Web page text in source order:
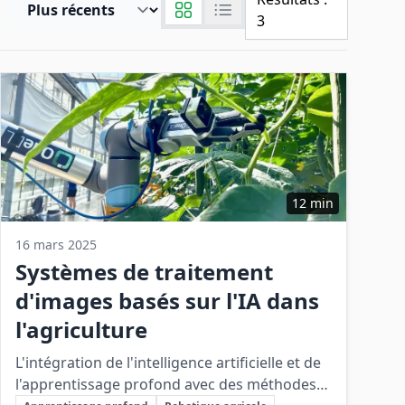
3
12 min
16 mars 2025
Systèmes de traitement
d'images basés sur l'IA dans
l'agriculture
L'intégration de l'intelligence artificielle et de
l'apprentissage profond avec des méthodes